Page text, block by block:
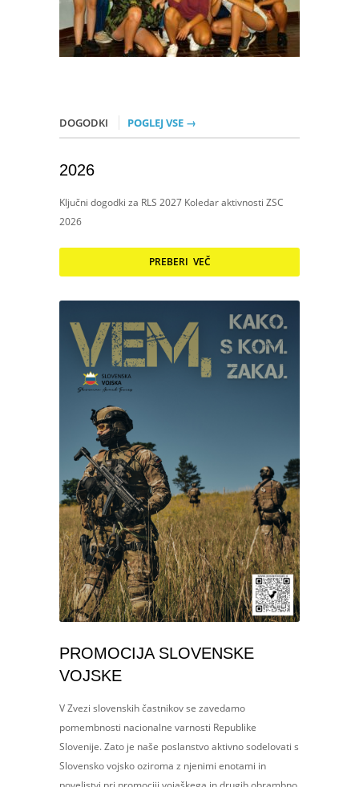
DOGODKI POGLEJ VSE →
2026
Ključni dogodki za RLS 2027 Koledar aktivnosti ZSC
2026
PREBERI VEČ
PROMOCIJA SLOVENSKE
VOJSKE
V Zvezi slovenskih častnikov se zavedamo
pomembnosti nacionalne varnosti Republike
Slovenije. Zato je naše poslanstvo aktivno sodelovati s
Slovensko vojsko oziroma z njenimi enotami in